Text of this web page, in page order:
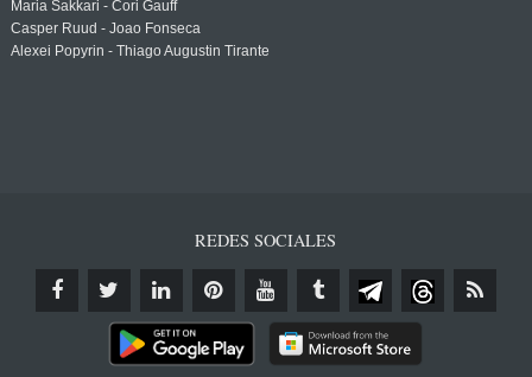
Maria Sakkari - Cori Gauff
Casper Ruud - Joao Fonseca
Alexei Popyrin - Thiago Augustin Tirante
REDES SOCIALES